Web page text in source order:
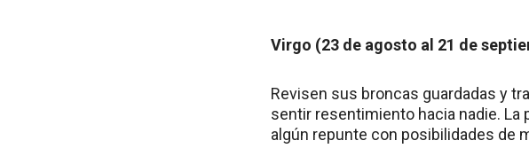
Virgo (23 de agosto al 21 de
Revisen sus broncas guardadas y
sentir resentimiento hacia nadie.
algún repunte con posibilidades de